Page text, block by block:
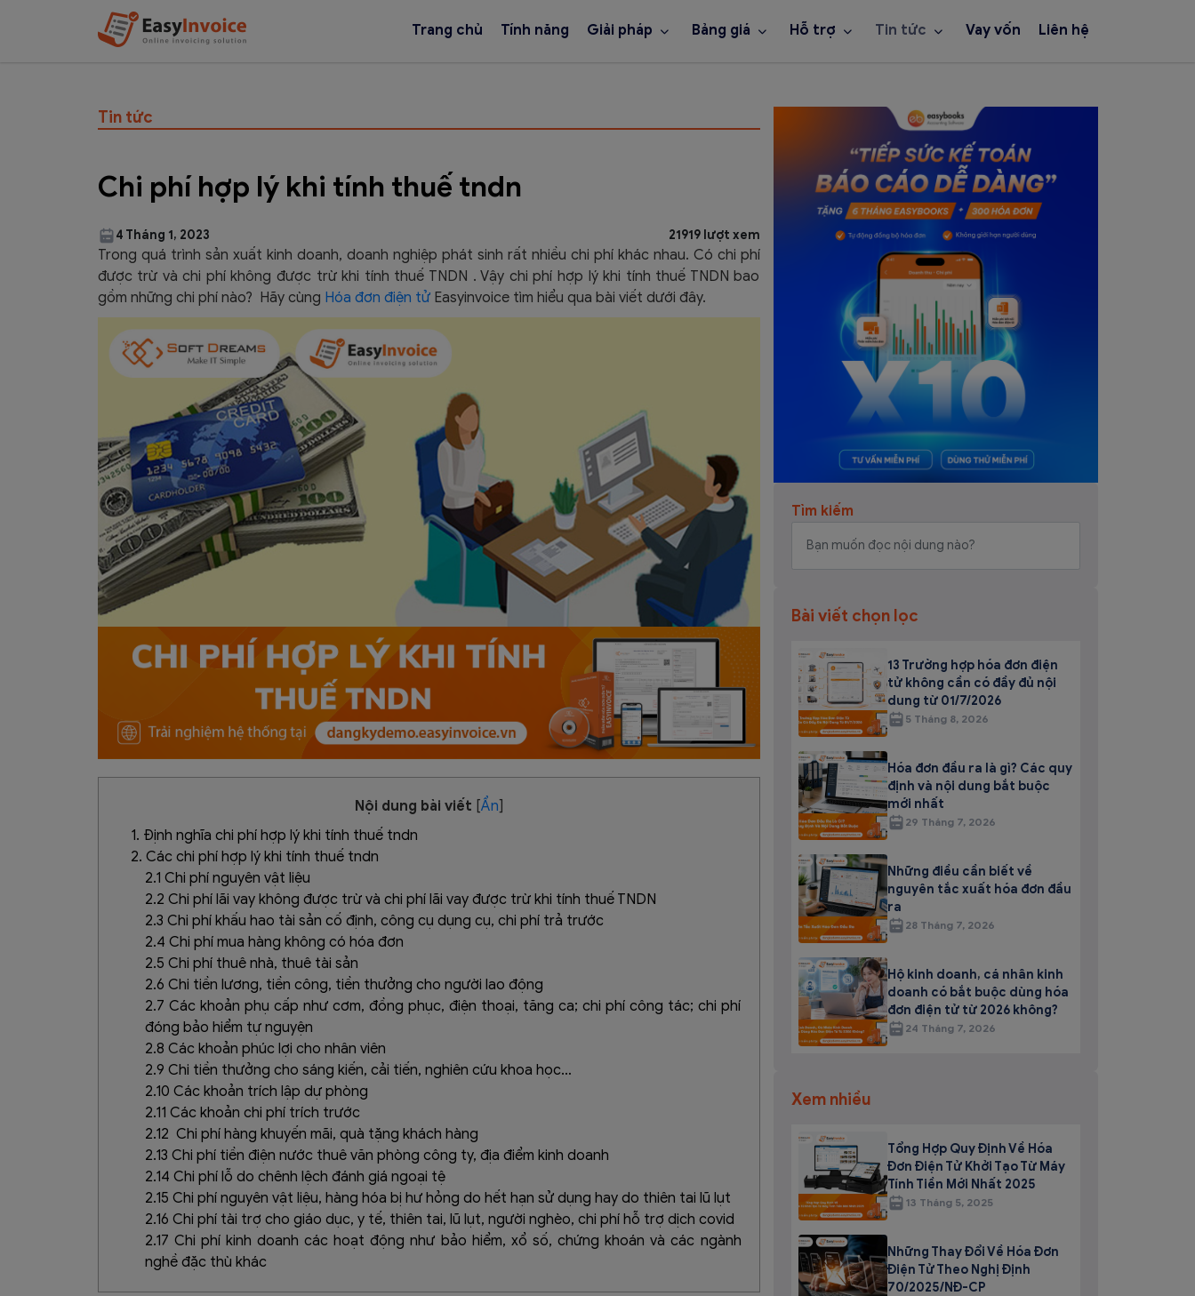
Trang chủ Tính năng Giải pháp Bảng giá Hỗ trợ Tin tức Vay vốn Liên hệ
Tin tức
Chi phí hợp lý khi tính thuế tndn
4 Tháng 1, 2023 21919 lượt xem
Trong quá trình sản xuất kinh doanh, doanh nghiệp phát sinh rất nhiều chi phí khác nhau. Có chi phí
được trừ và chi phí không được trừ khi tính thuế TNDN . Vậy chi phí hợp lý khi tính thuế TNDN bao
gồm những chi phí nào? Hãy cùng Hóa đơn điện tử Easyinvoice tìm hiểu qua bài viết dưới đây.
Nội dung bài viết [Ẩn]
1. Định nghĩa chi phí hợp lý khi tính thuế tndn
2. Các chi phí hợp lý khi tính thuế tndn
2.1 Chi phí nguyên vật liệu
2.2 Chi phí lãi vay không được trừ và chi phí lãi vay được trừ khi tính thuế TNDN
2.3 Chi phí khấu hao tài sản cố định, công cụ dụng cụ, chi phí trả trước
2.4 Chi phí mua hàng không có hóa đơn
2.5 Chi phí thuê nhà, thuê tài sản
2.6 Chi tiền lương, tiền công, tiền thưởng cho người lao động
2.7 Các khoản phụ cấp như cơm, đồng phục, điện thoại, tăng ca; chi phí công tác; chi phí
đóng bảo hiểm tự nguyện
2.8 Các khoản phúc lợi cho nhân viên
2.9 Chi tiền thưởng cho sáng kiến, cải tiến, nghiên cứu khoa học…
2.10 Các khoản trích lập dự phòng
2.11 Các khoản chi phí trích trước
2.12 Chi phí hàng khuyến mãi, quà tặng khách hàng
2.13 Chi phí tiền điện nước thuê văn phòng công ty, địa điểm kinh doanh
2.14 Chi phí lỗ do chênh lệch đánh giá ngoại tệ
2.15 Chi phí nguyên vật liệu, hàng hóa bị hư hỏng do hết hạn sử dụng hay do thiên tai lũ lụt
2.16 Chi phí tài trợ cho giáo dục, y tế, thiên tai, lũ lụt, người nghèo, chi phí hỗ trợ dịch covid
2.17 Chi phí kinh doanh các hoạt động như bảo hiểm, xổ số, chứng khoán và các ngành
nghề đặc thù khác
Tìm kiếm
Bài viết chọn lọc
13 Trường hợp hóa đơn điện
tử không cần có đầy đủ nội
dung từ 01/7/2026
5 Tháng 8, 2026
Hóa đơn đầu ra là gì? Các quy
định và nội dung bắt buộc
mới nhất
29 Tháng 7, 2026
Những điều cần biết về
nguyên tắc xuất hóa đơn đầu
ra
28 Tháng 7, 2026
Hộ kinh doanh, cá nhân kinh
doanh có bắt buộc dùng hóa
đơn điện tử từ 2026 không?
24 Tháng 7, 2026
Xem nhiều
Tổng Hợp Quy Định Về Hóa
Đơn Điện Tử Khởi Tạo Từ Máy
Tính Tiền Mới Nhất 2025
13 Tháng 5, 2025
Những Thay Đổi Về Hóa Đơn
Điện Tử Theo Nghị Định
70/2025/NĐ-CP